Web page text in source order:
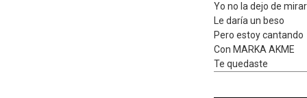
Yo no la dejo de mirar
Le daría un beso
Pero estoy cantando
Con MARKA AKME
Te quedaste